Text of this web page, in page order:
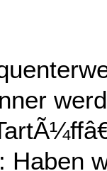
Haben